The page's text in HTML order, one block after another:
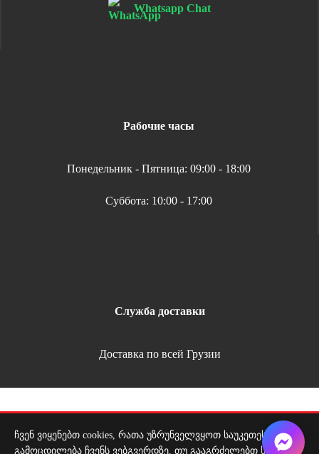
Whatsapp Chat
Рабочие часы
Понедельник - Пятница: 09:00 - 18:00
Суббота: 10:00 - 17:00
Служба доставки
Доставка по всей Грузии
Copyright 2026 | All Rights Reserved |
Удобная оплата
ჩვენ ვიყენებთ cookies, რათა უზრუნველვყოთ საუკეთესო
გამოცდილება ჩვენს ვებგვერდზე. თუ გააგრძელებთ საიტის